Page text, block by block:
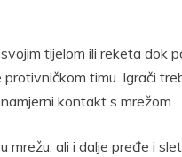
tijelom ili reketa dok
timu. Igrači
kontakt s mrežom.
mrežu, ali i dalje pređe i